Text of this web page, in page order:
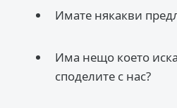
Имате някакви
Има нещо което
споделите с нас?